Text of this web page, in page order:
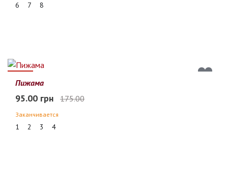
6 7 8
46%
Пижама
95.00 грн 175.00
Заканчивается
1 2 3 4